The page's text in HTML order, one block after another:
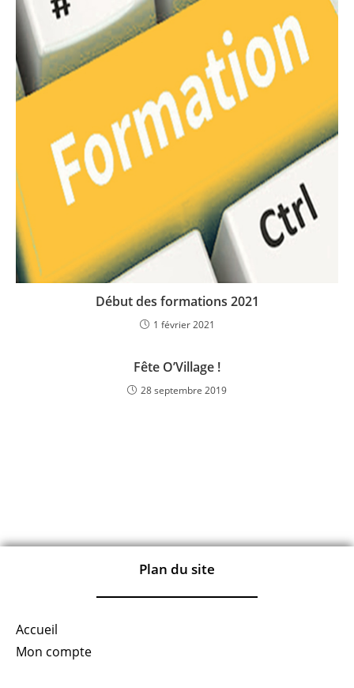
Début des formations 2021
1 février 2021
Fête O’Village !
28 septembre 2019
Plan du site
Accueil
Mon compte